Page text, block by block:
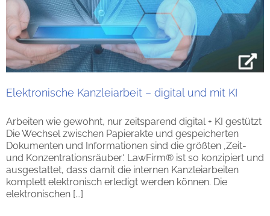
Elektronische Kanzleiarbeit – digital und mit KI
Arbeiten wie gewohnt, nur zeitsparend digital + KI gestützt
Die Wechsel zwischen Papierakte und gespeicherten
Dokumenten und Informationen sind die größten ‚Zeit-
und Konzentrationsräuber‘. LawFirm® ist so konzipiert und
ausgestattet, dass damit die internen Kanzleiarbeiten
komplett elektronisch erledigt werden können. Die
elektronischen [...]